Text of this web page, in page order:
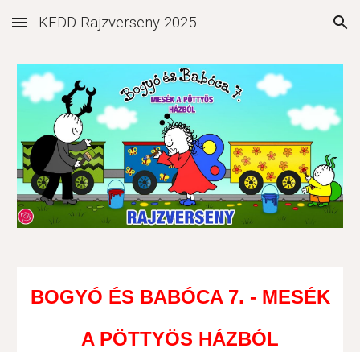
Skip to main content Skip to navigation
KEDD Rajzverseny 2025
BOGYÓ ÉS BABÓCA 7. - MESÉK
A PÖTTYÖS HÁZBÓL